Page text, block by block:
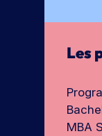
Les
MBA